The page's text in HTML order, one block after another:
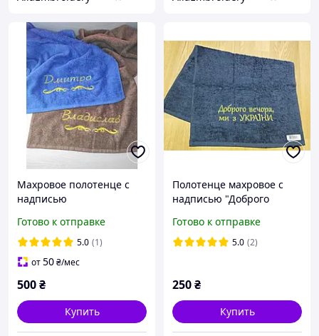
Махровое полотенце с
надписью
Готово к отправке
5.0 (1)
от50₴/мес
500₴
Купить
Полотенце махровое с
надписью "Доброго
70x40. Полотенце с
патриотической
Готово к отправке
5.0 (2)
250₴
Купить